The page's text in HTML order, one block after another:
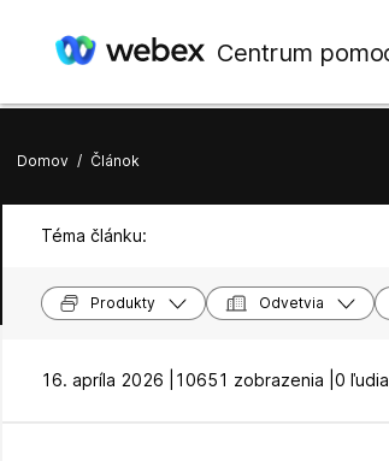
Centrum
Domov / Článok
Téma článku:
Produkty Odvetvia
16. apríla 2026 | 10651 zobrazenia | 0